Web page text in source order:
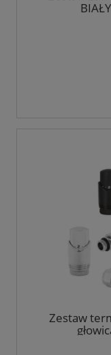
Zestaw